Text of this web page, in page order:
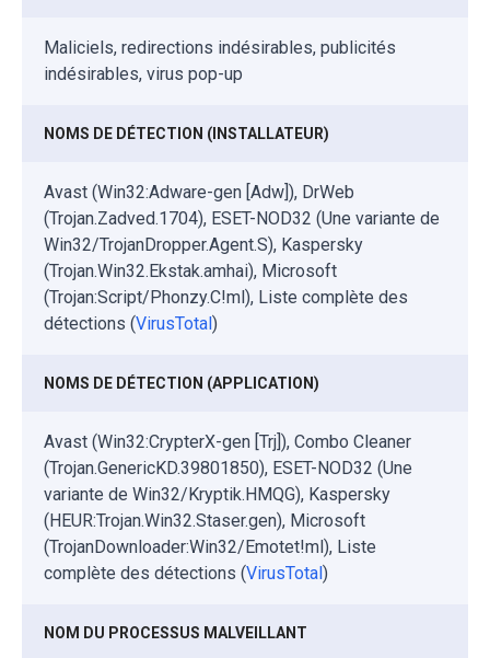
Maliciels, redirections indésirables, publicités
indésirables, virus pop-up
NOMS DE DÉTECTION (INSTALLATEUR)
Avast (Win32:Adware-gen [Adw]), DrWeb
(Trojan.Zadved.1704), ESET-NOD32 (Une variante de
Win32/TrojanDropper.Agent.S), Kaspersky
(Trojan.Win32.Ekstak.amhai), Microsoft
(Trojan:Script/Phonzy.C!ml), Liste complète des
détections (VirusTotal )
NOMS DE DÉTECTION (APPLICATION)
Avast (Win32:CrypterX-gen [Trj]), Combo Cleaner
(Trojan.GenericKD.39801850), ESET-NOD32 (Une
variante de Win32/Kryptik.HMQG), Kaspersky
(HEUR:Trojan.Win32.Staser.gen), Microsoft
(TrojanDownloader:Win32/Emotet!ml), Liste
complète des détections (VirusTotal )
NOM DU PROCESSUS MALVEILLANT